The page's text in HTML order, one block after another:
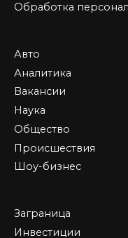
Обработка
Авто
Аналитика
Вакансии
Наука
Общество
Происшествия
Шоу-бизнес
Заграница
Инвестиции